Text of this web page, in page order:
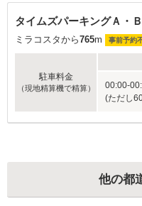
タイムズパーキングＡ・Ｂ
ミラコスタから765m 事前予約
駐車料金
（現地精算機で精算）
00:00-
(ただし
他の都